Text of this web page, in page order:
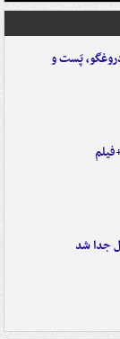
پَست‌ و
جدا شد